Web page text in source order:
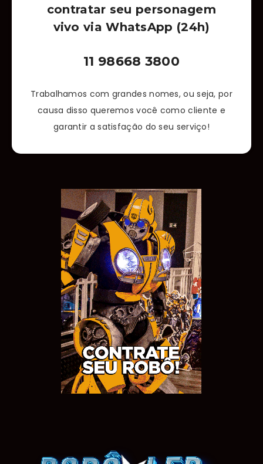
contratar seu personagem
vivo via WhatsApp (24h)
11 98668 3800
Trabalhamos com grandes nomes, ou seja, por
causa disso queremos você como cliente e
garantir a satisfação do seu serviço!